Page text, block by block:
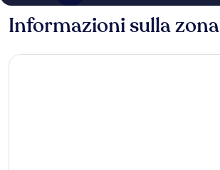
Informazioni sulla zona